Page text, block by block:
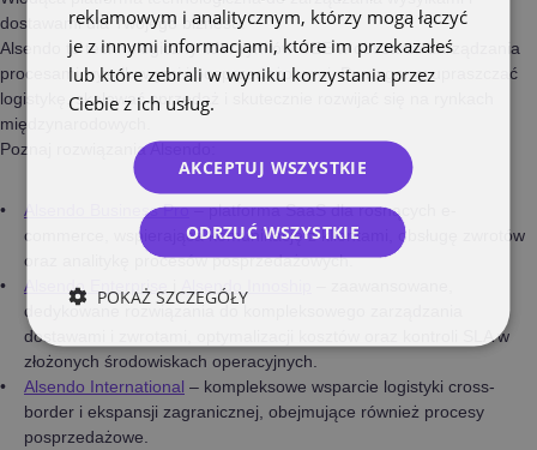
dostawami dla Twojego biznesu.
Alsendo to technologiczny lider rynków CEE w obszarze zarządzania
procesami wysyłkowymi i posprzedażowymi. Pomagamy upraszczać
logistykę, skalować sprzedaż i skutecznie rozwijać się na rynkach
międzynarodowych.
Poznaj rozwiązania Alsendo:
Alsendo Business Pro– platforma SaaS dla rosnących e-
commerce, wspierająca komunikację z klientami, obsługę zwrotów
oraz analitykę procesów posprzedażowych.
Alsendo Enterprise
Alsendo Innoship
dedykowane rozwiązania do kompleksowego zarządzania
dostawami i zwrotami, optymalizacji kosztów oraz kontroli SLA w
złożonych środowiskach operacyjnych.
Alsendo International – kompleksowe wsparcie logistyki cross-
border i ekspansji zagranicznej, obejmujące również procesy
posprzedażowe.
reklamowym i analitycznym, którzy mogą łączyć
je z innymi informacjami, które im przekazałeś
lub które zebrali w wyniku korzystania przez
Ciebie z ich usług.
AKCEPTUJ WSZYSTKIE
ODRZUĆ WSZYSTKIE
POKAŻ SZCZEGÓŁY